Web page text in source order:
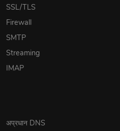
SSL/TLS
Firewall
SMTP
Streaming
IMAP
अप्रधान DNS